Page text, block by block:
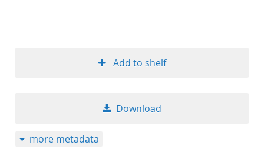
Add to shelf
Download
more metadata